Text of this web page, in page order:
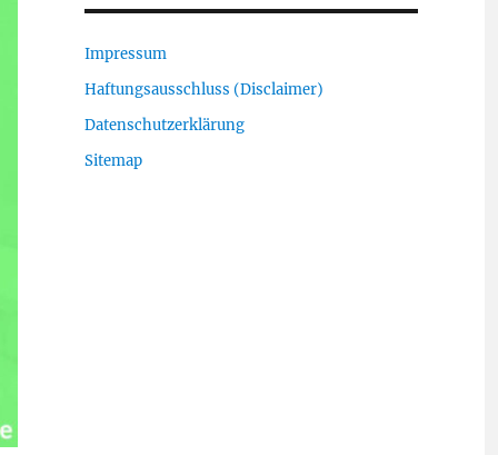
Impressum
Haftungsausschluss (Disclaimer)
Datenschutzerklärung
Sitemap